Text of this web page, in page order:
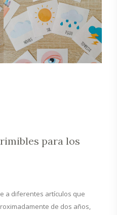
para los
a diferentes artículos que
de dos años,